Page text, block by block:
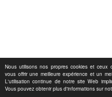
Nous utilisons nos propres cookies et ceux
vous offrir une meilleure expérience et un
L'utilisation continue de notre site Web
Vous pouvez obtenir plus d'informations sur